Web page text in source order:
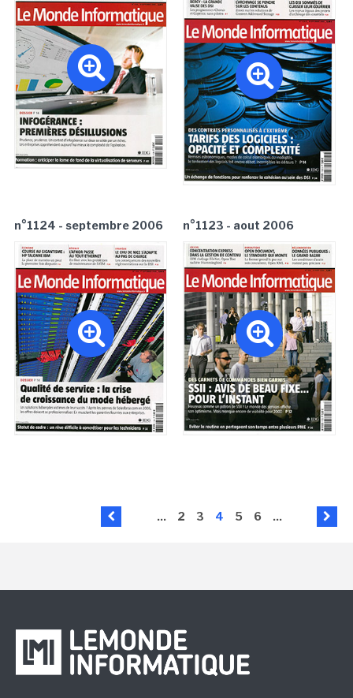
n°1124 - septembre 2006 n°1123 - aout 2006
... 2 3 4 5 6 ...